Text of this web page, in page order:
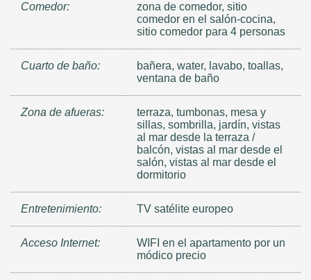
Comedor:
zona de comedor, sitio
comedor en el salón-cocina,
sitio comedor para 4 personas
Cuarto de baño:
bañera, water, lavabo, toallas,
ventana de baño
Zona de afueras:
terraza, tumbonas, mesa y
sillas, sombrilla, jardín, vistas
al mar desde la terraza /
balcón, vistas al mar desde el
salón, vistas al mar desde el
dormitorio
Entretenimiento: TV satélite europeo
Acceso Internet:
WIFI en el apartamento por un
módico precio